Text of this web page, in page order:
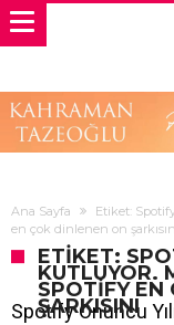
Ana Sayfa
Etiket:
en çok dinlenen on
ETIKET:
KUTLUYOR.
SPOTIFY EN
ŞARKISINI
Spotify Onuncu